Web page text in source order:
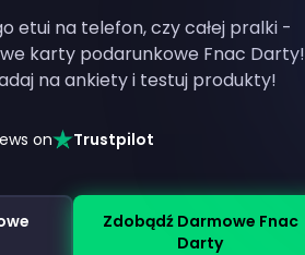
etui na telefon, czy całej pralki -
karty podarunkowe Fnac Darty!
na ankiety i testuj produkty!
on Trustpilot
Zdobądź Darmowe Fnac
Darty